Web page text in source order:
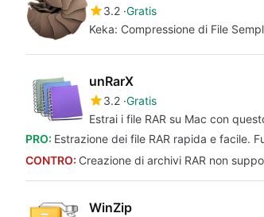
3.2 Gratis
Keka: Compressione di File
unRarX
3.2 Gratis
Estrai i file RAR su Mac con
PRO: Estrazione dei file RAR rapida e facile.
CONTRO: Creazione di archivi RAR non
WinZip